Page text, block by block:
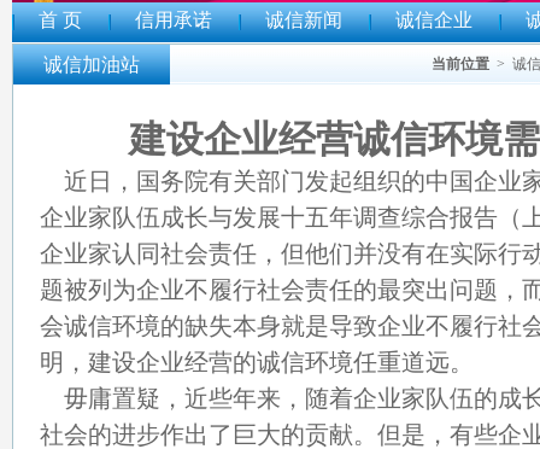
首 页 信用承诺 诚信新闻 诚信企业
诚信加油站 当前位置 > 诚
建设企业经营诚信环境
近日，国务院有关部门发起组织的中国企业
企业家队伍成长与发展十五年调查综合报告（
企业家认同社会责任，但他们并没有在实际行
题被列为企业不履行社会责任的最突出问题，
会诚信环境的缺失本身就是导致企业不履行社
明，建设企业经营的诚信环境任重道远。
毋庸置疑，近些年来，随着企业家队伍的成
社会的进步作出了巨大的贡献。但是，有些企